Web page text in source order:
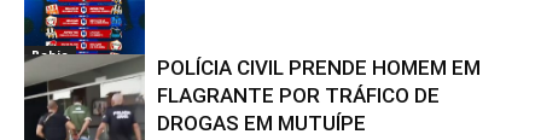
Bahia
POLÍCIA CIVIL PRENDE HOMEM EM
FLAGRANTE POR TRÁFICO DE
DROGAS EM MUTUÍPE